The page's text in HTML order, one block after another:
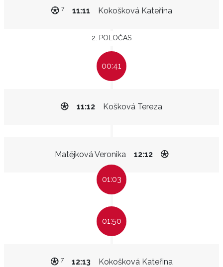
Kokošková Kateřina
11:11
7
2. POLOČAS
00:41
Košková Tereza
11:12
Matějková Veronika 12:12
01:03
01:50
Kokošková Kateřina
12:13
7